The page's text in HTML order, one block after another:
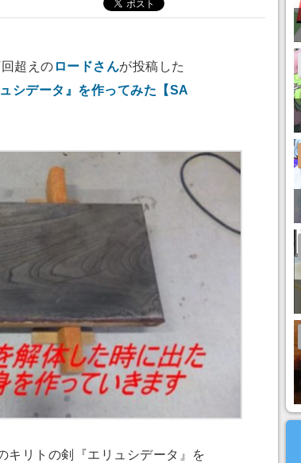
超えの ロードさんが投稿した
シデータ』を作ってみた【SA
リトの剣『エリュシデータ』を